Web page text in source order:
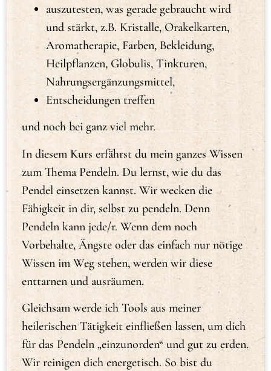
auszutesten, was gerade gebraucht wird
und stärkt, z.B. Kristalle, Orakelkarten,
Aromatherapie, Farben, Bekleidung,
Heilpflanzen, Globulis, Tinkturen,
Nahrungsergänzungsmittel,
Entscheidungen treffen
und noch bei ganz viel mehr.
In diesem Kurs erfährst du mein ganzes Wissen
zum Thema Pendeln. Du lernst, wie du das
Pendel einsetzen kannst. Wir wecken die
Fähigkeit in dir, selbst zu pendeln. Denn
Pendeln kann jede/r. Wenn dem noch
Vorbehalte, Ängste oder das einfach nur nötige
Wissen im Weg stehen, werden wir diese
enttarnen und ausräumen.
Gleichsam werde ich Tools aus meiner
heilerischen Tätigkeit einfließen lassen, um dich
für das Pendeln „einzunorden“ und gut zu erden.
Wir reinigen dich energetisch. So bist du